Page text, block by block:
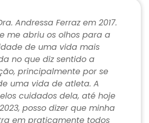
Andressa Ferraz em 2017.
me abriu os olhos para a
de uma vida mais
no que diz sentido a
principalmente por se
uma vida de atleta. A
cuidados dela, até hoje
posso dizer que minha
em praticamente todos